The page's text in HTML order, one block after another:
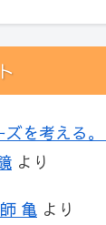
を考える
より
亀 より